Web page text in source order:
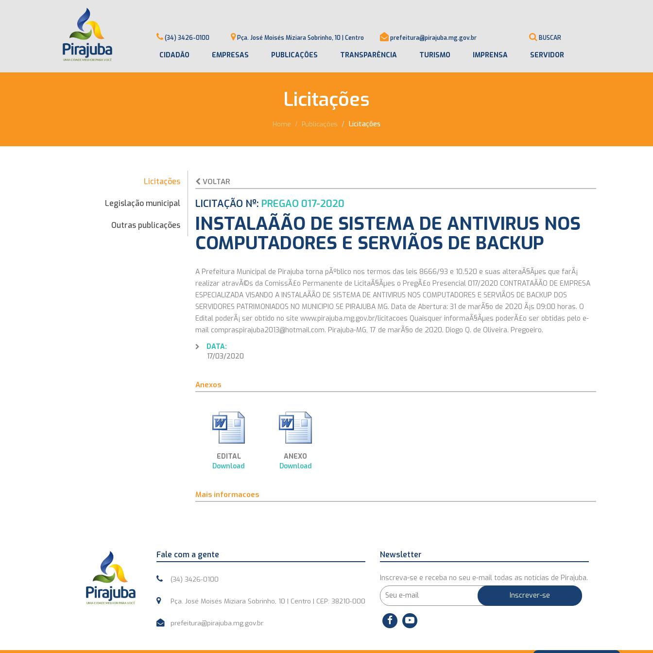
(34) 3426-0100 Pça. José Moisés Miziara Sobrinho, 10 | Centro prefeitura@pirajuba.mg.gov.br BUSCAR
CIDADÃO EMPRESAS PUBLICAÇÕES TRANSPARÊNCIA TURISMO IMPRENSA SERVIDOR
Licitações
Home Publicações Licitações
Licitações
Legislação municipal
Outras publicações
VOLTAR
LICITAÇÃO Nº: PREGAO 017-2020
INSTALAÃÃO DE SISTEMA DE ANTIVIRUS NOS
COMPUTADORES E SERVIÃOS DE BACKUP
A Prefeitura Municipal de Pirajuba torna pÃºblico nos termos das leis 8666/93 e 10.520 e suas alteraÃ§Ãµes que farÃ¡
realizar atravÃ©s da ComissÃ£o Permanente de LicitaÃ§Ãµes o PregÃ£o Presencial 017/2020 CONTRATAÃÃO DE EMPRESA
ESPECIALIZADA VISANDO A INSTALAÃÃO DE SISTEMA DE ANTIVIRUS NOS COMPUTADORES E SERVIÃOS DE BACKUP DOS
SERVIDORES PATRIMONIADOS NO MUNICIPIO SE PIRAJUBA MG. Data de Abertura: 31 de marÃ§o de 2020 Ã¡s 09:00 horas. O
Edital poderÃ¡ ser obtido no site www.pirajuba.mg.gov.br/licitacoes Quaisquer informaÃ§Ãµes poderÃ£o ser obtidas pelo e-
mail compraspirajuba2013@hotmail.com. Pirajuba-MG, 17 de marÃ§o de 2020. Diogo Q. de Oliveira. Pregoeiro.
DATA:
17/03/2020
Anexos
EDITAL
Download
ANEXO
Download
Mais informacoes
Fale com a gente
(34) 3426-0100
Pça. José Moisés Miziara Sobrinho, 10 | Centro | CEP: 38210-000
prefeitura@pirajuba.mg.gov.br
Newsletter
Inscreva-se e receba no seu e-mail todas as notícias de Pirajuba.